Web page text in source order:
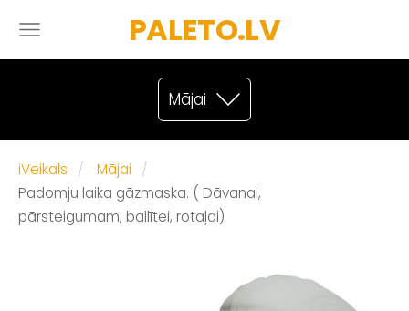
PALETO.LV
Mājai
iVeikals
Mājai
Padomju laika gāzmaska. ( Dāvanai,
pārsteigumam, ballītei, rotaļai)